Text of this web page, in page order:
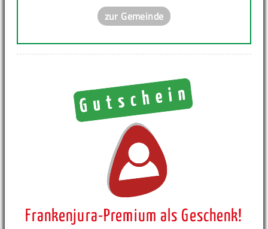
zur Gemeinde
Frankenjura-Premium als Geschenk!